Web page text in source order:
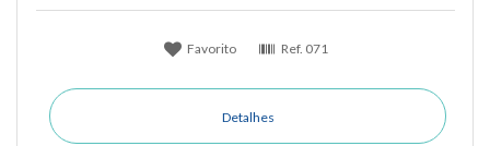
Favorito Ref. 071
Detalhes